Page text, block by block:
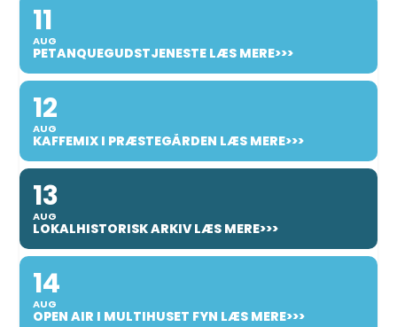
11
AUG
PETANQUEGUDSTJENESTE LÆS MERE>>>
12
AUG
KAFFEMIX I PRÆSTEGÅRDEN LÆS MERE>>>
13
AUG
LOKALHISTORISK ARKIV LÆS MERE>>>
14
AUG
OPEN AIR I MULTIHUSET FYN LÆS MERE>>>